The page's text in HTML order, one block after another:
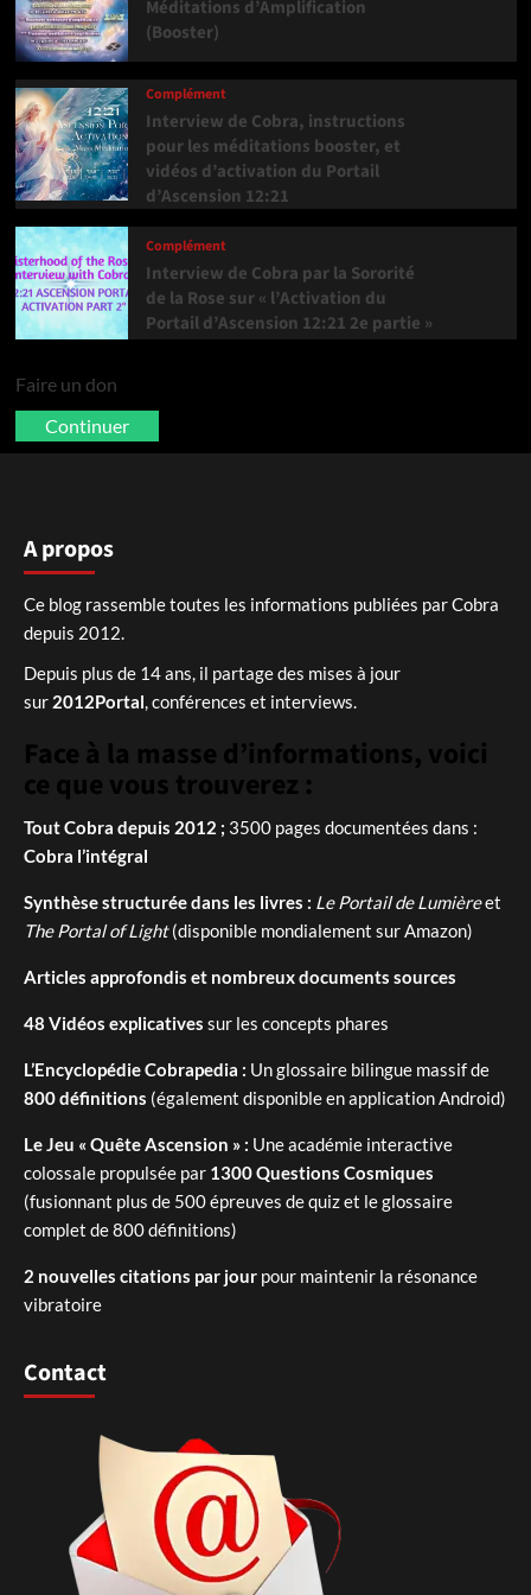
Méditations d’Amplification
(Booster)
Complément
Interview de Cobra, instructions
pour les méditations booster, et
vidéos d’activation du Portail
d’Ascension 12:21
Complément
Interview de Cobra par la Sororité
de la Rose sur « l’Activation du
Portail d’Ascension 12:21 2e partie »
Faire un don
Continuer
A propos
Ce blog rassemble toutes les informations publiées par Cobra
depuis 2012.
Depuis plus de 14 ans, il partage des mises à jour
sur 2012Portal, conférences et interviews.
Face à la masse d’informations, voici
ce que vous trouverez :
Tout Cobra depuis 2012 ; 3500 pages documentées dans :
Cobra l’intégral
Synthèse structurée dans les livres : Le Portail de Lumièreet
The Portal of Light(disponible mondialement sur Amazon)
Articles approfondis et nombreux documents sources
48 Vidéos explicatives sur les concepts phares
L’Encyclopédie Cobrapedia : Un glossaire bilingue massif de
800 définitions (également disponible en application Android)
Le Jeu « Quête Ascension » : Une académie interactive
colossale propulsée par 1300 Questions Cosmiques
(fusionnant plus de 500 épreuves de quiz et le glossaire
complet de 800 définitions)
2 nouvelles citations par jour pour maintenir la résonance
vibratoire
Contact